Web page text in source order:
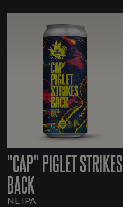
"CAP" PIGLET STRIKES
BACK
NE IPA